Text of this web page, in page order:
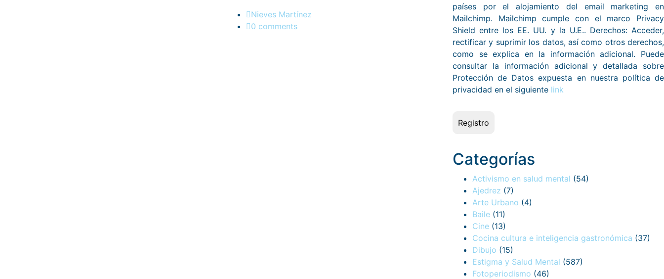
Nieves Martínez
0 comments
países por el alojamiento del email marketing en
Mailchimp. Mailchimp cumple con el marco Privacy
Shield entre los EE. UU. y la U.E.. Derechos: Acceder,
rectificar y suprimir los datos, así como otros derechos,
como se explica en la información adicional. Puede
consultar la información adicional y detallada sobre
Protección de Datos expuesta en nuestra política de
privacidad en el siguiente link
Categorías
Activismo en salud mental (54)
Ajedrez (7)
Arte Urbano (4)
Baile (11)
Cine (13)
Cocina cultura e inteligencia gastronómica (37)
Dibujo (15)
Estigma y Salud Mental (587)
Fotoperiodismo (46)